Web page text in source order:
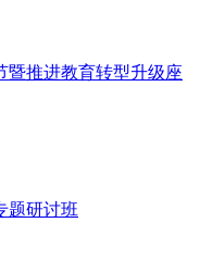
暨推进教育转型升级座
题研讨班